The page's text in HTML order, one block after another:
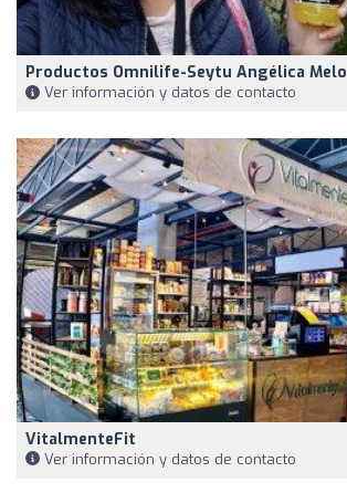
Productos Omnilife-Seytu Angélica Melo
Ver información y datos de contacto
VitalmenteFit
Ver información y datos de contacto